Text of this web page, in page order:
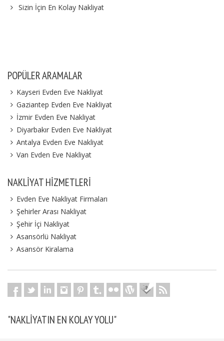
Sizin İçin En Kolay Nakliyat
POPÜLER ARAMALAR
Kayseri Evden Eve Nakliyat
Gaziantep Evden Eve Nakliyat
İzmir Evden Eve Nakliyat
Diyarbakır Evden Eve Nakliyat
Antalya Evden Eve Nakliyat
Van Evden Eve Nakliyat
NAKLIYAT HIZMETLERI
Evden Eve Nakliyat Firmaları
Şehirler Arası Nakliyat
Şehir İçi Nakliyat
Asansörlü Nakliyat
Asansör Kiralama
"NAKLIYATIN EN KOLAY YOLU"